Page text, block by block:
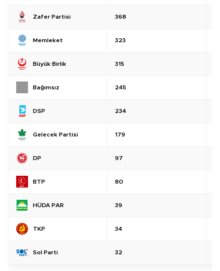
Zafer Partisi 368
Memleket 323
Büyük Birlik 315
Bağımsız 245
DSP 234
Gelecek Partisi 179
DP 97
BTP 80
HÜDA PAR 39
TKP 34
Sol Parti 32